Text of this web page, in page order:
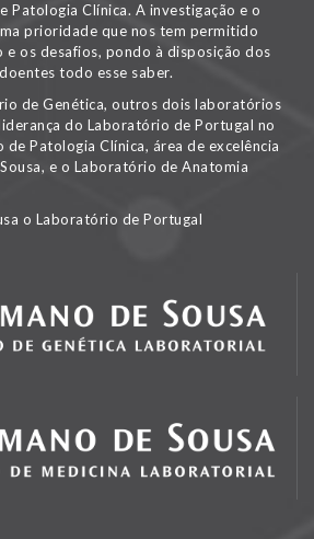
Patologia Clínica. A investigação e o
prioridade que nos tem permitido
e os desafios, pondo à disposição dos
todo esse saber.
de Genética, outros dois laboratórios
do Laboratório de Portugal no
Patologia Clínica, área de excelência
e o Laboratório de Anatomia
o Laboratório de Portugal